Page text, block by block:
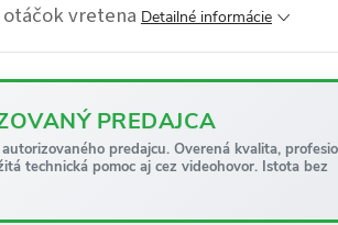
vretena Detailné informácie
PREDAJCA
predajcu. Overená kvalita,
technická pomoc aj cez videohovor. Istota bez